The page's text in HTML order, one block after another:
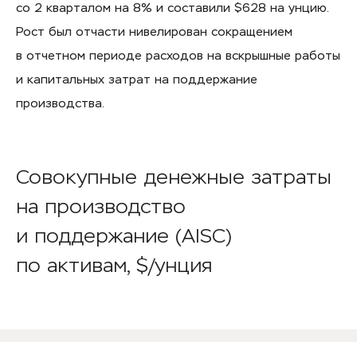
со 2 кварталом на 8% и составили $628 на унцию.
Рост был отчасти нивелирован сокращением
в отчетном периоде расходов на вскрышные работы
и капитальных затрат на поддержание
производства.
Совокупные денежные затраты
на производство
и поддержание (AISC)
по активам, $/унция